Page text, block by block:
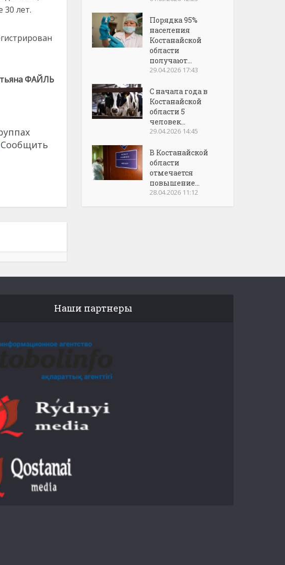
30 лет.
ФАЙЛЬ
Сообщить
Порядка 95%
населения
Костанайской
области
получают...
29.04.2026 17:43
С начала года в
Костанайской
области 5
человек...
29.04.2026 14:45
В Костанайской
области
отмечается
повышение...
28.04.2026 11:12
Наши партнеры